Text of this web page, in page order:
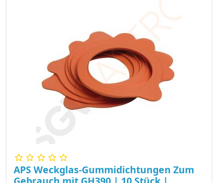
APS Weckglas-Gummidichtungen Zum